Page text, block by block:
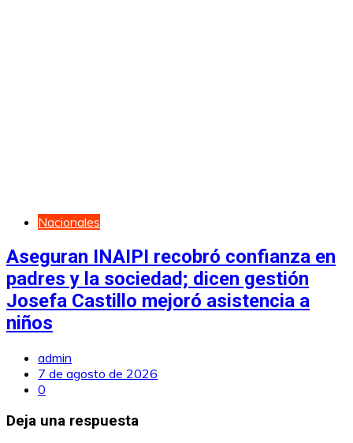
Nacionales
Aseguran INAIPI recobró confianza en
padres y la sociedad; dicen gestión
Josefa Castillo mejoró asistencia a
niños
admin
7 de agosto de 2026
0
Deja una respuesta